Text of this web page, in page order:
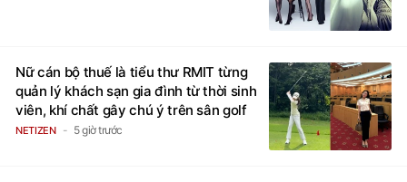
Nữ cán bộ thuế là tiểu thư RMIT từng
quản lý khách sạn gia đình từ thời sinh
viên, khí chất gây chú ý trên sân golf
NETIZEN 5 giờ trước